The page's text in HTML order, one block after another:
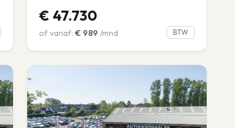
€ 47.730
of vanaf: € 989 /mnd BTW